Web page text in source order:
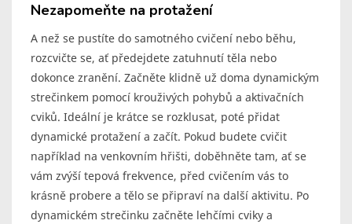
Nezapomeňte na protažení
A než se pustíte do samotného cvičení nebo běhu,
rozcvičte se, ať předejdete zatuhnutí těla nebo
dokonce zranění. Začněte klidně už doma dynamickým
strečinkem pomocí krouživých pohybů a aktivačních
cviků. Ideální je krátce se rozklusat, poté přidat
dynamické protažení a začít. Pokud budete cvičit
například na venkovním hřišti, doběhněte tam, ať se
vám zvýší tepová frekvence, před cvičením vás to
krásně probere a tělo se připraví na další aktivitu. Po
dynamickém strečinku začněte lehčími cviky a